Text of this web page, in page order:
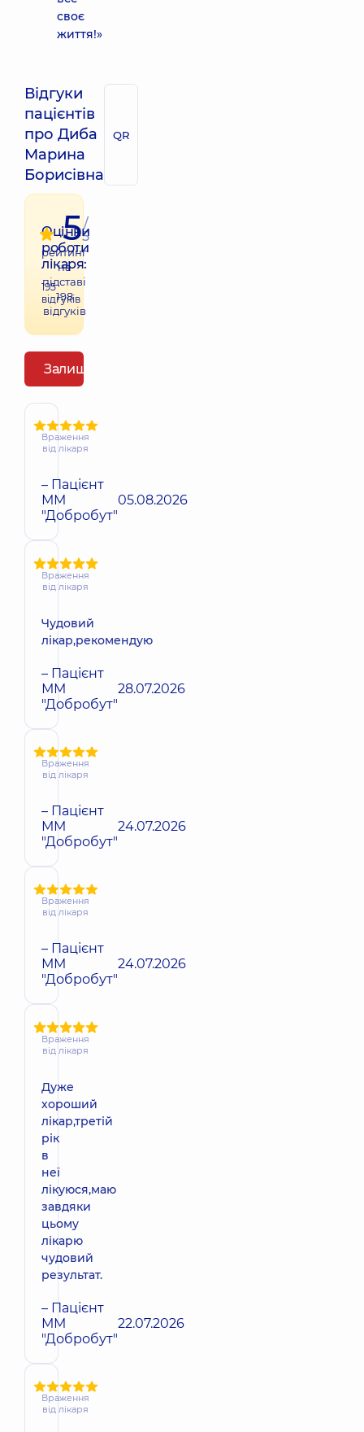
своє
життя!»
Відгуки
пацієнтів
про Диба
Марина
Борисівна
QR
Оцінки
роботи
лікаря:
195
відгуків
5/
5
рейтинг
на
підставі
198
відгуків
Залишити відгук
Враження
від лікаря
– Пацієнт
ММ
"Добробут"
05.08.2026
Враження
від лікаря
Чудовий
лікар,рекомендую
– Пацієнт
ММ
"Добробут"
28.07.2026
Враження
від лікаря
– Пацієнт
ММ
"Добробут"
24.07.2026
Враження
від лікаря
– Пацієнт
ММ
"Добробут"
24.07.2026
Враження
від лікаря
Дуже
хороший
лікар,третій
рік
в
неї
лікуюся,маю
завдяки
цьому
лікарю
чудовий
результат.
– Пацієнт
ММ
"Добробут"
22.07.2026
Враження
від лікаря